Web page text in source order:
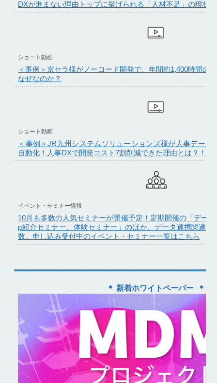
DXが進まない理由トップに挙げられる「人材不足」の現状
ショート動画
＜事例＞京セラ様がノーコード開発で、年間約1,400時間の
なぜなのか？
ショート動画
＜事例＞JR九州システムソリューションズ様が人事データ
自動化！人事DXで開発コスト7割削減できた理由とは？！
イベント・セミナー情報
10月も多数の人気セミナーが開催予定！定期開催の「デー
p紹介セミナー、体験セミナー」のほか、データ連携関連の
数。申し込み受付中のイベント・セミナー一覧はこちら
＊ 新着ホワイトペーパー ＊